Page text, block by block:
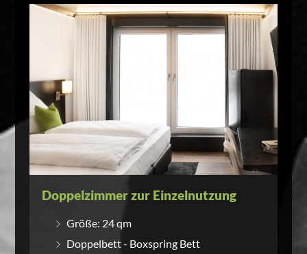
Doppelzimmer zur Einzelnutzung
Größe: 24 qm
Doppelbett - Boxspring Bett